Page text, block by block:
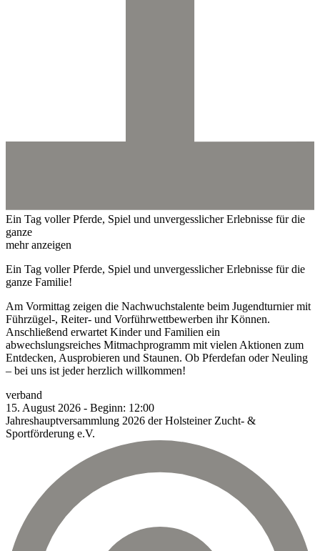
Ein Tag voller Pferde, Spiel und unvergesslicher Erlebnisse für die
ganze
mehr anzeigen
Ein Tag voller Pferde, Spiel und unvergesslicher Erlebnisse für die
ganze Familie!
Am Vormittag zeigen die Nachwuchstalente beim Jugendturnier mit
Führzügel-, Reiter- und Vorführwettbewerben ihr Können.
Anschließend erwartet Kinder und Familien ein
abwechslungsreiches Mitmachprogramm mit vielen Aktionen zum
Entdecken, Ausprobieren und Staunen. Ob Pferdefan oder Neuling
– bei uns ist jeder herzlich willkommen!
verband
15. August 2026 - Beginn: 12:00
Jahreshauptversammlung 2026 der Holsteiner Zucht- &
Sportförderung e.V.